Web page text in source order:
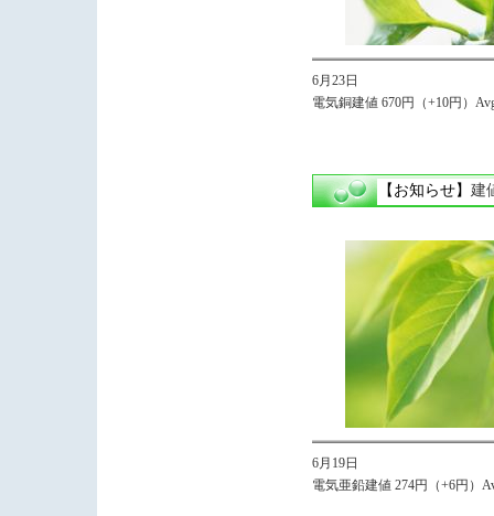
6月23日
電気銅建値 670円（+10円）
【お知らせ】 建
6月19日
電気亜鉛建値 274円（+6円）